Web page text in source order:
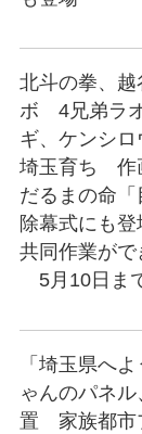
北斗の拳、越
ボ 4兄弟ラ
ギ、ケンシ
埼玉育ち 作
だるまの命
除幕式にも
共同作業がで
5月10日ま
「埼玉県へ
ゃんのパネ
置 家族都市